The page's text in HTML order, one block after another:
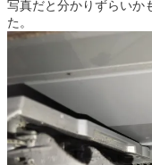
写真だと分かりずらいか
た。